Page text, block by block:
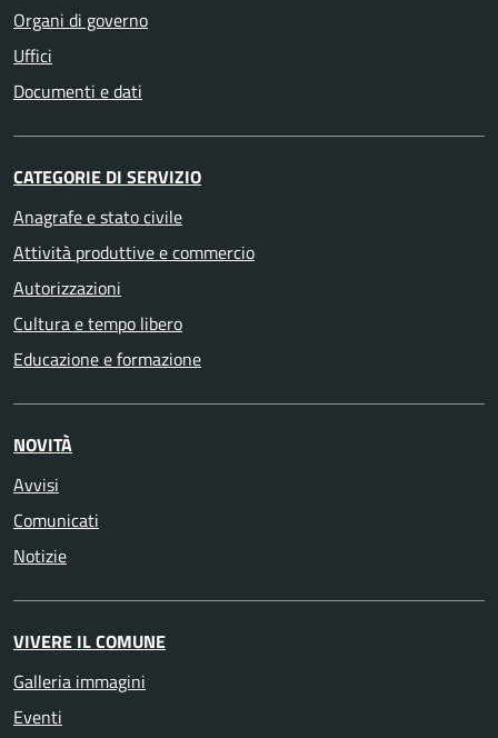
Organi di governo
Uffici
Documenti e dati
CATEGORIE DI SERVIZIO
Anagrafe e stato civile
Attività produttive e commercio
Autorizzazioni
Cultura e tempo libero
Educazione e formazione
NOVITÀ
Avvisi
Comunicati
Notizie
VIVERE IL COMUNE
Galleria immagini
Eventi